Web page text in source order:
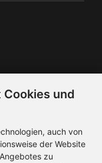
und
auch von
der Website
zu